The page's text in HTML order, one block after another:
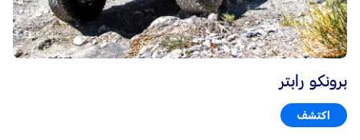
برونكو رابتر
اكتشف